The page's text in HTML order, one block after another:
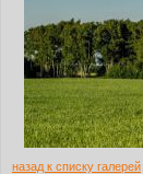
назад к списку галерей